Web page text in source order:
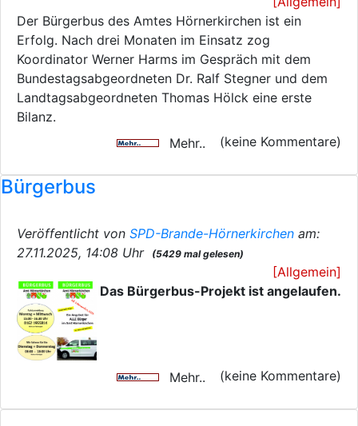
Der Bürgerbus des Amtes Hörnerkirchen ist ein
Erfolg. Nach drei Monaten im Einsatz zog
Koordinator Werner Harms im Gespräch mit dem
Bundestagsabgeordneten Dr. Ralf Stegner und dem
Landtagsabgeordneten Thomas Hölck eine erste
Bilanz.
Mehr..
(keine Kommentare)
Bürgerbus
Veröffentlicht von SPD-Brande-Hörnerkirchen am:
27.11.2025, 14:08 Uhr
(5429 mal gelesen)
[Allgemein]
Das Bürgerbus-Projekt ist angelaufen.
Mehr.. (keine Kommentare)